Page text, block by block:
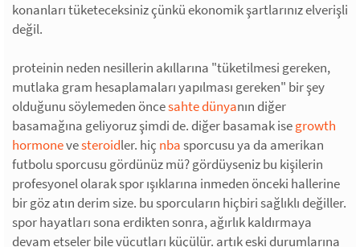
konanları tüketeceksiniz çünkü ekonomik şartlarınız elverişli
değil.
proteinin neden nesillerin akıllarına "tüketilmesi gereken,
mutlaka gram hesaplamaları yapılması gereken" bir şey
olduğunu söylemeden öncesahte dünyanın diğer
basamağına geliyoruz şimdi de. diğer basamak isegrowth
hormonevesteroidler. hiç nbasporcusu ya da amerikan
futbolu sporcusu gördünüz mü? gördüyseniz bu kişilerin
profesyonel olarak spor ışıklarına inmeden önceki hallerine
bir göz atın derim size. bu sporcuların hiçbiri sağlıklı değiller.
spor hayatları sona erdikten sonra, ağırlık kaldırmaya
devam etseler bile vücutları küçülür. artık eski durumlarına